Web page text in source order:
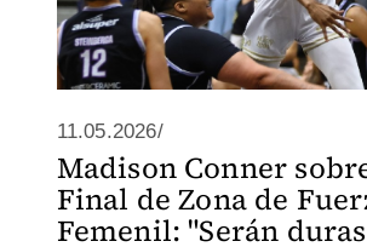
11.05.2026/
Madison Conner
Final de Zona de
Femenil: "Serán